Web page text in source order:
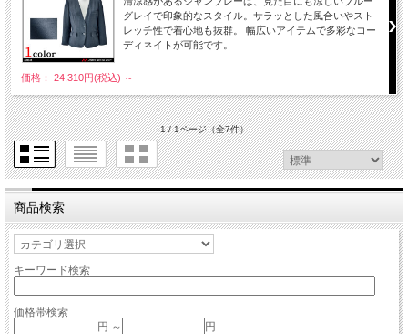
グレイで印象的なスタイル。サラッとした風合いやスト
レッチ性で着心地も抜群。 幅広いアイテムで多彩なコー
ディネイトが可能です。
価格： 24,310円(税込) ～
1 / 1ページ（全7件）
商品検索
キーワード検索
価格帯検索
円 ～
円